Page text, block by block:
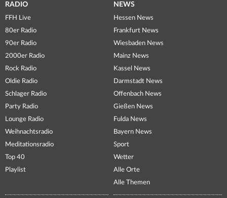
RADIO
FFH Live
80er Radio
90er Radio
2000er Radio
Rock Radio
Oldie Radio
Schlager Radio
Party Radio
Lounge Radio
Weihnachtsradio
Meditationsradio
Top 40
Playlist
NEWS
Hessen News
Frankfurt News
Wiesbaden News
Mainz News
Kassel News
Darmstadt News
Offenbach News
Gießen News
Fulda News
Bayern News
Sport
Wetter
Alle Orte
Alle Themen